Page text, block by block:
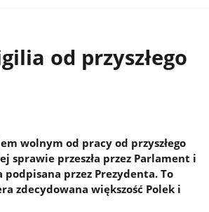
od przyszłego
wolnym od pracy od przyszłego
sprawie przeszła przez Parlament i
podpisana przez Prezydenta. To
zdecydowana większość Polek i